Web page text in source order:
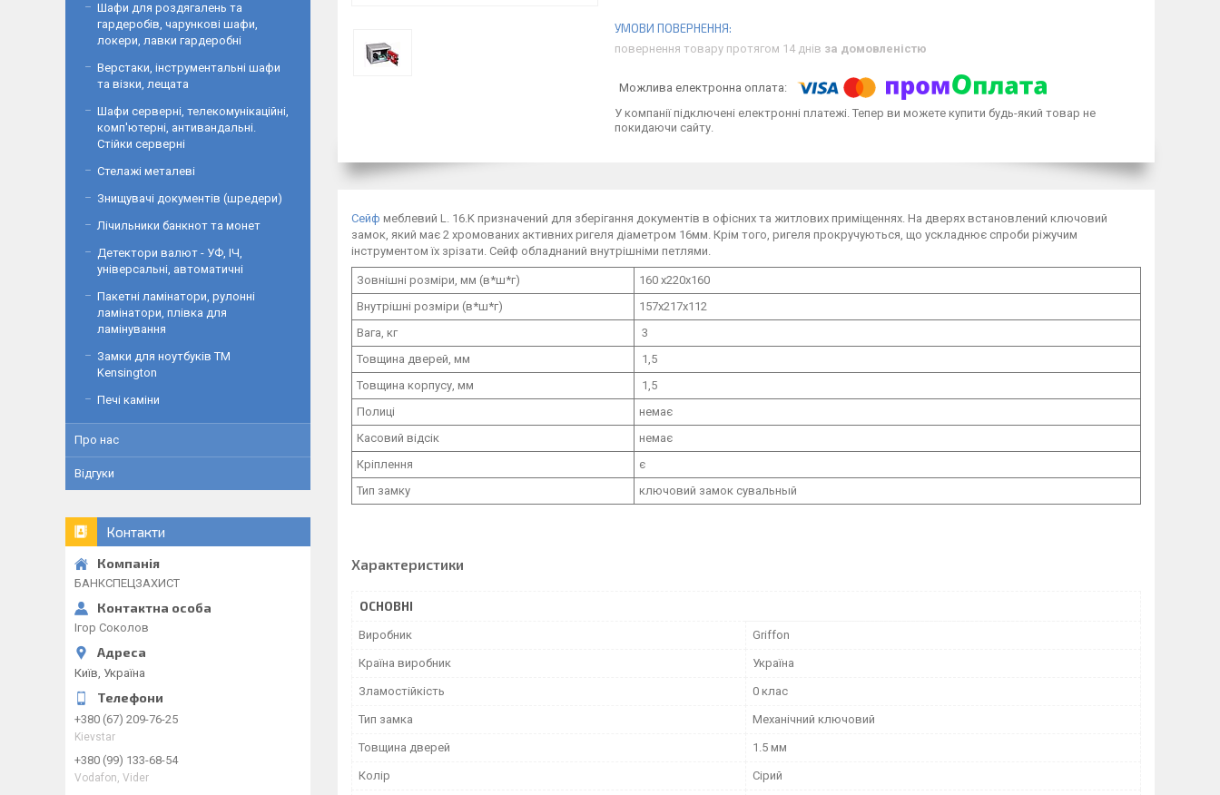
повернення товару протягом 14 днів за домовленістю
У компанії підключені електронні платежі. Тепер ви можете купити будь-який товар не
покидаючи сайту.
Сейф меблевий L. 16.K призначений для зберігання документів в офісних та житлових приміщеннях. На дверях встановлений ключовий
замок, який має 2 хромованих активних ригеля діаметром 16мм. Крім того, ригеля прокручуються, що ускладнює спроби ріжучим
інструментом їх зрізати. Сейф обладнаний внутрішніми петлями.
Зовнішні розміри, мм (в*ш*г)
160 х220х160
Внутрішні розміри (в*ш*г)
157х217х112
Вага, кг
3
Товщина дверей, мм
1,5
Товщина корпусу, мм
1,5
Полиці
немає
Касовий відсік
немає
Кріплення
є
Тип замку
ключовий замок сувальный
Характеристики
ОСНОВНІ
Виробник Griffon
Країна виробник Україна
Зламостійкість 0 клас
Тип замка Механічний ключовий
Товщина дверей 1.5 мм
Колір Сірий
Шафи для роздягалень та
гардеробів, чарункові шафи,
локери, лавки гардеробні
Верстаки, інструментальні шафи
та візки, лещата
Шафи серверні, телекомунікаційні,
комп'ютерні, антивандальні.
Стійки серверні
Стелажі металеві
Знищувачі документів (шредери)
Лічильники банкнот та монет
Детектори валют - УФ, ІЧ,
універсальні, автоматичні
Пакетні ламінатори, рулонні
ламінатори, плівка для
ламінування
Замки для ноутбуків ТМ
Kensington
Печі каміни
Про нас
Відгуки
Контакти
БАНКСПЕЦЗАХИСТ
Ігор Соколов
Київ, Україна
+380 (67) 209-76-25
Kievstar
+380 (99) 133-68-54
Vodafon, Vider